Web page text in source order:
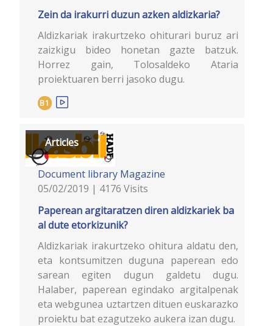
Zein da irakurri duzun azken aldizkaria?
Aldizkariak irakurtzeko ohiturari buruz ari
zaizkigu bideo honetan gazte batzuk.
Horrez gain, Tolosaldeko Ataria
proiektuaren berri jasoko dugu.
B1
Articles
Document library Magazine
05/02/2019 | 4176 Visits
Paperean argitaratzen diren aldizkariek ba
al dute etorkizunik?
Aldizkariak irakurtzeko ohitura aldatu den,
eta kontsumitzen duguna paperean edo
sarean egiten dugun galdetu dugu.
Halaber, paperean egindako argitalpenak
eta webgunea uztartzen dituen euskarazko
proiektu bat ezagutzeko aukera izan dugu.